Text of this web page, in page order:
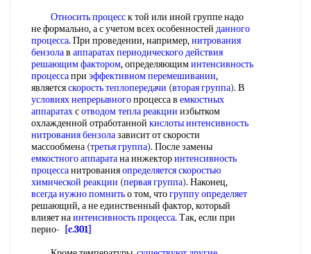
Относить процесск той или иной группе надо
не формально, а с учетом всех особенностей данного
процесса. При проведении, например,нитрования
бензолав аппаратах периодического действия
решающим фактором, определяющиминтенсивность
процессапри эффективном перемешивании,
являетсяскорость теплопередачи (вторая группа). В
условиях непрерывногопроцесса в емкостных
аппаратахсотводом тепла реакции избытком
охлажденной отработанной кислоты интенсивность
нитрования бензолазависит от скорости
массообмена (третья группа). После замены
емкостного аппаратана инжекторинтенсивность
процессанитрованияопределяется скоростью
химической реакции (первая группа). Наконец,
всегда нужно помнитьо том, чтогруппу определяет
решающий, а не единственный фактор, который
влияет наинтенсивность процесса. Так, если при
перио-
[c.301]